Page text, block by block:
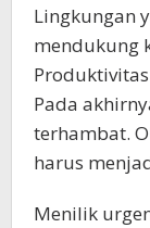
Lingkungan
mendukung
Pada
terhambat.
harus
Menilik